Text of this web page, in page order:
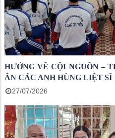
HƯỚNG VỀ CỘI NGUỒN –
ÂN CÁC ANH HÙNG LIỆT SĨ
27/07/2026